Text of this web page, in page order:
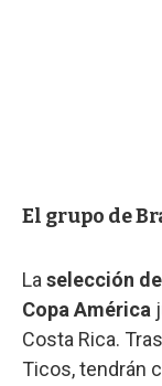
El grupo de
La selección de
Copa América
Costa Rica.
Ticos, tendrán